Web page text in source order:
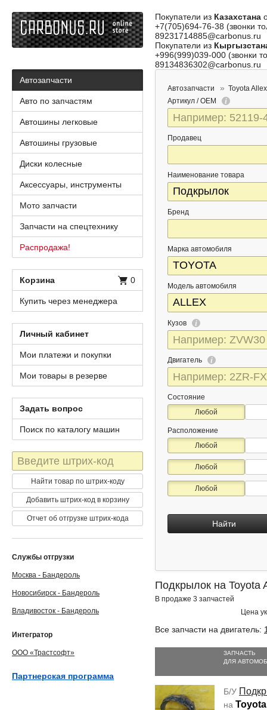
Покупатели из Казахстана
+7(705)694-76-38 (звонки
89231714885@carbonus.ru
Покупатели из
+996(999)039-000 (звонки
89134836302@carbonus.ru
Автозапчасти
Toyota Allex
Артикул / OEM
Продавец
Наименование товара
Бренд
Марка автомобиля
Модель автомобиля
Кузов
Двигатель
Состояние
Любой
Расположение
Любой
Любой
Любой
Найти
Подкрылок на Toyota
В продаже 3 запчастей
Цена
Все запчасти на двигатель:
ЗАПЧАСТЬ
ДЛЯ
Б/У
на
Автозапчасти
Авто по запчастям
Автошины легковые
Автошины грузовые
Диски колесные
Аксессуары, инструменты
Мото запчасти
Запчасти на спецтехнику
Распродажа!
Корзина 0
Купить через менеджера
Личный кабинет
Мои платежи и покупки
Мои товары в резерве
Задать вопрос
Поиск по каталогу машин
Штрих-
код
Найти товар по штрих-коду
Добавить штрих-код в корзину
Отчет об отгрузке штрих-кода
Службы отгрузки
Москва - Бандероль
Новосибирск - Бандероль
Владивосток - Бандероль
Интегратор
ООО «Трастсофт»
Партнерская программа